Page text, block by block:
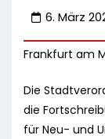
6. März
Frankfurt am
Die
die
für Neu- und